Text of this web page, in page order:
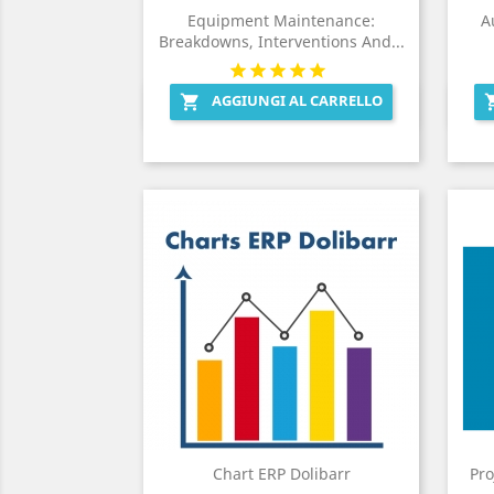
Equipment Maintenance:
Breakdowns, Interventions And...
 AGGIUNGI AL CARRELLO
Anteprima
Chart ERP Dolibarr